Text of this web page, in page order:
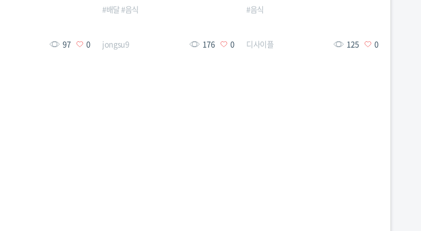
97 0
#배달#음식
jongsu9 176 0
#음식
디사이플 125 0